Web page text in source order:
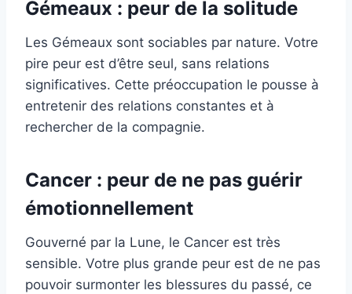
Gémeaux : peur de la solitude
Les Gémeaux sont sociables par nature. Votre
pire peur est d’être seul, sans relations
significatives. Cette préoccupation le pousse à
entretenir des relations constantes et à
rechercher de la compagnie.
Cancer : peur de ne pas guérir
émotionnellement
Gouverné par la Lune, le Cancer est très
sensible. Votre plus grande peur est de ne pas
pouvoir surmonter les blessures du passé, ce